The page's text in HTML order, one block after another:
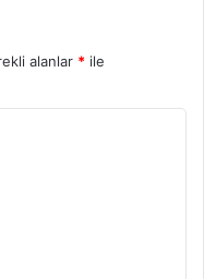
alanlar * ile